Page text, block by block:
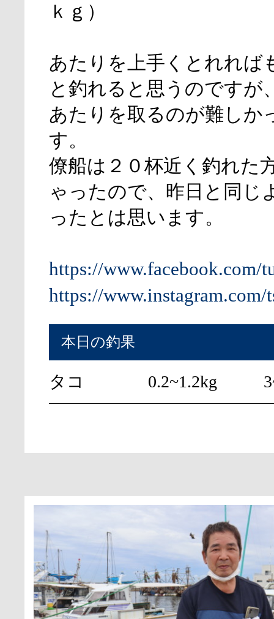
ｋｇ）
あたりを上手くとれれば
と釣れると思うのですが
あたりを取るのが難しか
す。
僚船は２０杯近く釣れた
ゃったので、昨日と同じ
ったとは思います。
https://www.facebook.com/
https://www.instagram.com/
本日の釣果
タコ 0.2~1.2kg